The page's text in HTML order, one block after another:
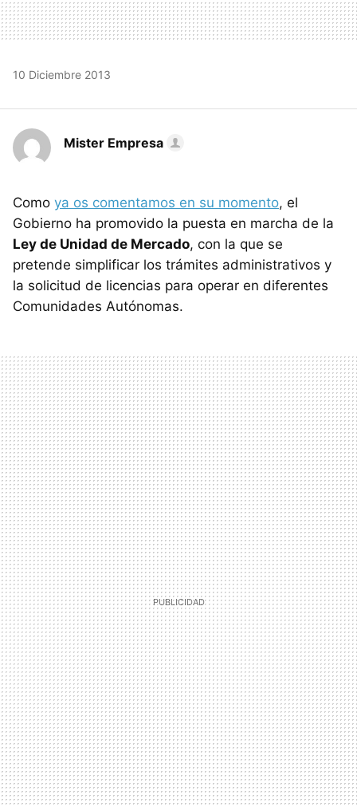
10 Diciembre 2013
Mister Empresa
Como ya os comentamos en su momento, el
Gobierno ha promovido la puesta en marcha de la
Ley de Unidad de Mercado, con la que se
pretende simplificar los trámites administrativos y
la solicitud de licencias para operar en diferentes
Comunidades Autónomas.